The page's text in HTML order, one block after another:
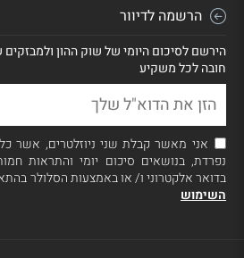
הרשמה לדיוור
הירשם לסיכום היומי של שוק ההון ולמבזקים
חובה לכל משקיע
אני מאשר קבלת שני ניוזלטרים, אשר
נפרדת, בנושאים סיכום יומי והתראות
בדואר אלקטרוני ו/ או באמצעות הסלולר
השימוש